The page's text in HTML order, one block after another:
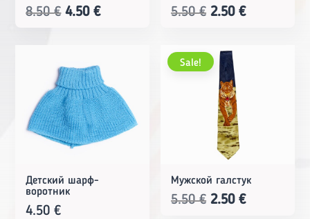
8.50€ Original
8.50 €.
4.50€Current
4.50 €.
5.50€ Original
was:
5.50 €.
2.50€Current
Детский шарф-
воротник
4.50€
Sale!
Мужской галстук
5.50€ Original
2.50€Current